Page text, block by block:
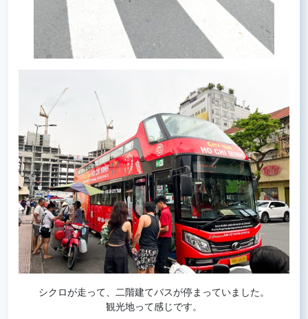
シクロが走って、二階建てバスが停まっていました。
観光地って感じです。